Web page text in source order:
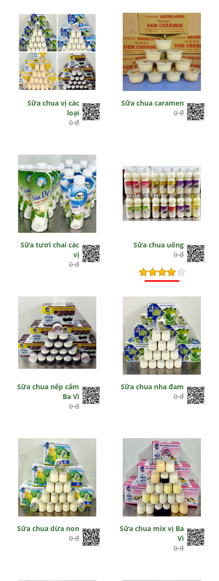
Sữa chua vị các
loại
0 đ
Sữa chua caramen
0 đ
Sữa tươi chai các
vị
0 đ
Sữa chua uống
0 đ
Sữa chua nếp cẩm
Ba Vì
0 đ
Sữa chua nha đam
0 đ
Sữa chua dừa non
0 đ
Sữa chua mix vị Ba
Vì
0 đ